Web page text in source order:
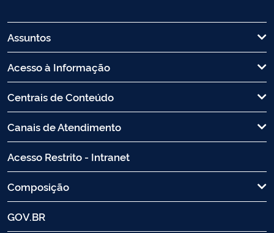
Assuntos
Acesso à Informação
Centrais de Conteúdo
Canais de Atendimento
Acesso Restrito - Intranet
Composição
GOV.BR